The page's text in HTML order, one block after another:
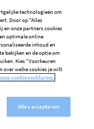
technologieën om
Door op "Alles
en onze partners cookies
optimale online
inhoud en
bekijken en de optie om
Kies “Voorkeuren
over welke cookies je wilt
cookieverklaring.
Alles accepteren